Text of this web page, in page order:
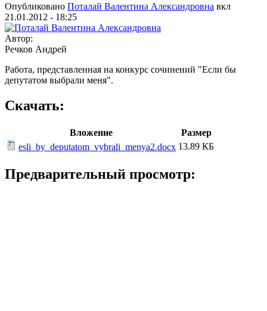
Опубликовано Поталай Валентина Александровна вкл
21.01.2012 - 18:25
Автор:
Речков Андрей
Работа, представленная на конкурс сочинений "Если бы
депутатом выбрали меня".
Скачать:
Вложение
Размер
esli_by_deputatom_vybrali_menya2.docx 13.89 КБ
Предварительный просмотр: